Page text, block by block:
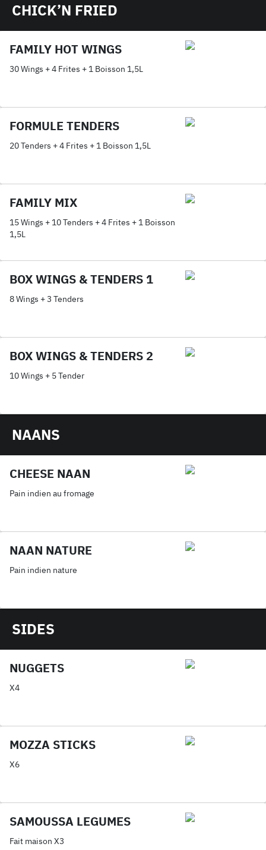
CHICK’N FRIED
FAMILY HOT WINGS
30 Wings + 4 Frites + 1 Boisson 1,5L
FORMULE TENDERS
20 Tenders + 4 Frites + 1 Boisson 1,5L
FAMILY MIX
15 Wings + 10 Tenders + 4 Frites + 1 Boisson
1,5L
BOX WINGS & TENDERS 1
8 Wings + 3 Tenders
BOX WINGS & TENDERS 2
10 Wings + 5 Tender
NAANS
CHEESE NAAN
Pain indien au fromage
NAAN NATURE
Pain indien nature
SIDES
NUGGETS
X4
MOZZA STICKS
X6
SAMOUSSA LEGUMES
Fait maison X3